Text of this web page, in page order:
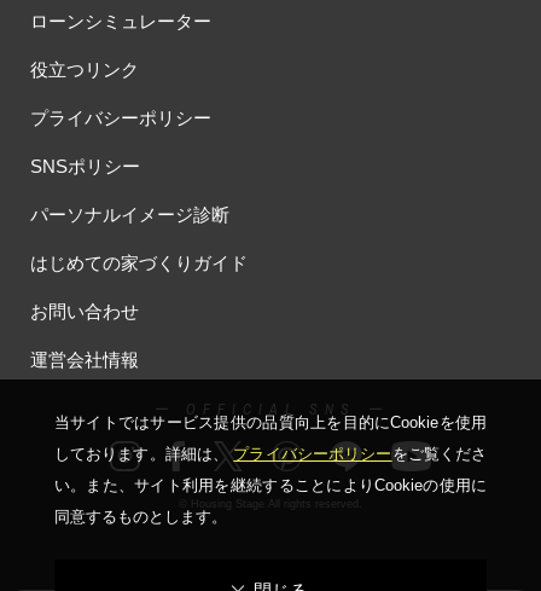
ローンシミュレーター
役立つリンク
プライバシーポリシー
SNSポリシー
パーソナルイメージ診断
はじめての家づくりガイド
お問い合わせ
運営会社情報
ー OFFICIAL SNS ー
© Housing Stage All rights reserved.
当サイトではサービス提供の品質向上を⽬的にCookieを使⽤
しております。詳細は、プライバシーポリシーをご覧くださ
い。
また、サイト利⽤を継続することによりCookieの使⽤に
同意するものとします。